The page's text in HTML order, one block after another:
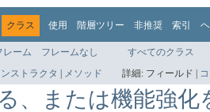
クラス 使用 階層ツリー 非推奨 索引
レーム フレームなし
すべてのクラス
ンストラクタ | メソッド 詳細: フィールド |
、または機能強化